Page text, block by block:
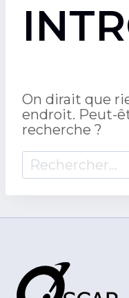
On dirait que
endroit. Peut-
recherche ?
Rechercher :